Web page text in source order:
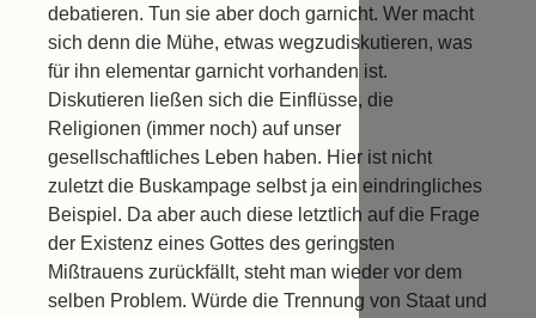
debatieren. Tun sie aber doch garnicht. Wer macht
sich denn die Mühe, etwas wegzudiskutieren, was
für ihn elementar garnicht vorhanden ist.
Diskutieren ließen sich die Einflüsse, die
Religionen (immer noch) auf unser
gesellschaftliches Leben haben. Hier ist nicht
zuletzt die Buskampage selbst ja ein eindringliches
Beispiel. Da aber auch diese letztlich auf die Frage
der Existenz eines Gottes des geringsten
Mißtrauens zurückfällt, steht man wieder vor dem
selben Problem. Würde die Trennung von Staat und